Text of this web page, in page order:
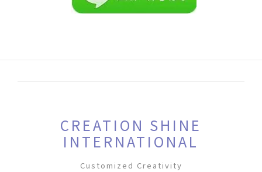
CREATION SHINE
INTERNATIONAL
Customized Creativity